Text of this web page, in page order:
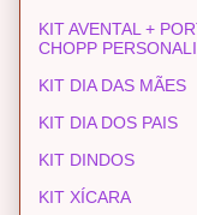
KIT AVENTAL +
CHOPP
KIT DIA DAS MÃES
KIT DIA DOS PAIS
KIT DINDOS
KIT XÍCARA